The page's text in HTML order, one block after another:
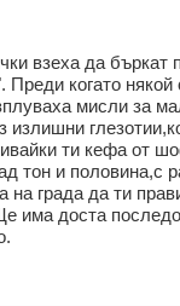
взеха да бъркат
Преди когато
мисли за
излишни
ти кефа от
тон и половина,с
на града да ти
има доста